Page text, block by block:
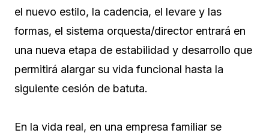
el nuevo estilo, la cadencia, el levare y las
formas, el sistema orquesta/director entrará en
una nueva etapa de estabilidad y desarrollo que
permitirá alargar su vida funcional hasta la
siguiente cesión de batuta.
En la vida real, en una empresa familiar se